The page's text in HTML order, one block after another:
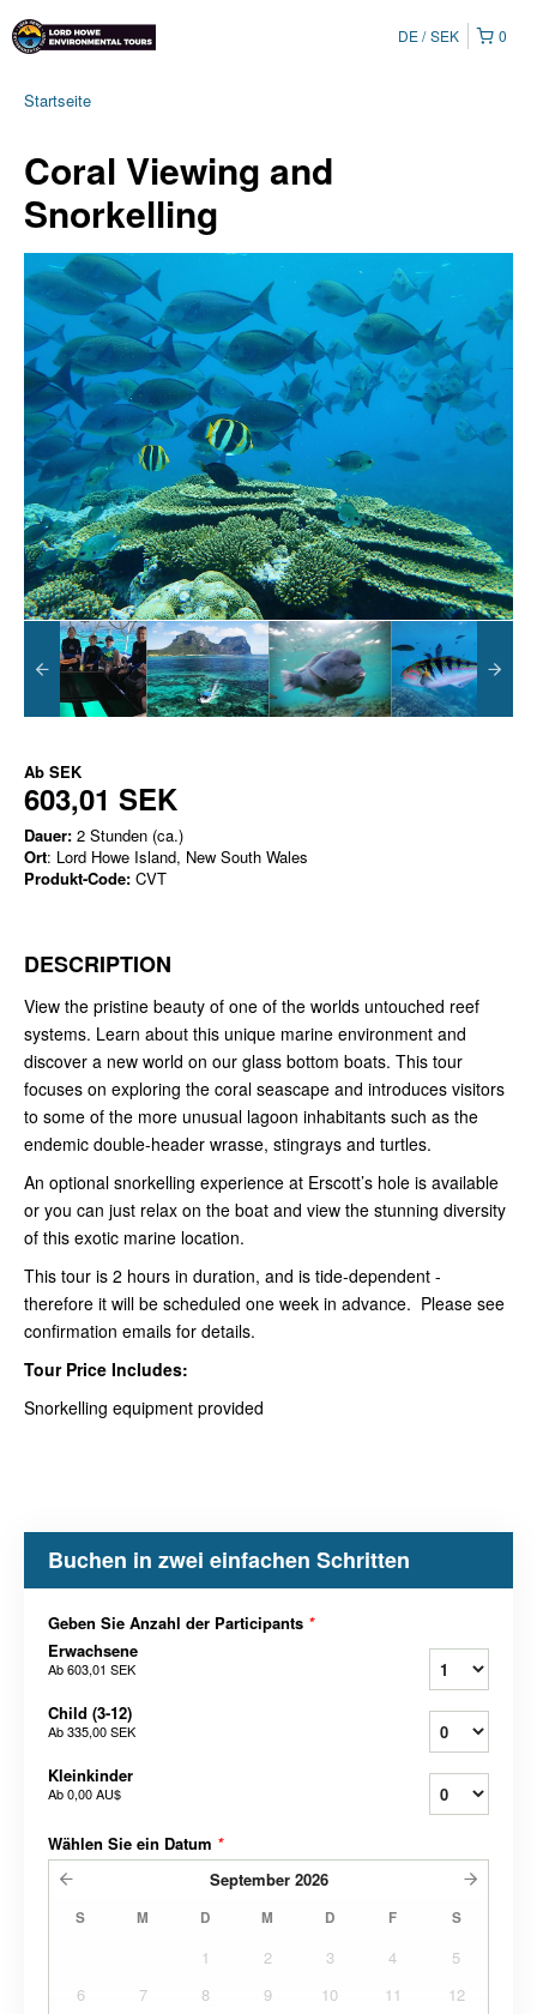
0
DE SEK
Startseite
Coral Viewing and
Snorkelling
Ab SEK
603,01 SEK
Dauer: 2 Stunden (ca.)
Ort: Lord Howe Island, New South Wales
Produkt-Code: CVT
DESCRIPTION
View the pristine beauty of one of the worlds untouched reef
systems. Learn about this unique marine environment and
discover a new world on our glass bottom boats. This tour
focuses on exploring the coral seascape and introduces visitors
to some of the more unusual lagoon inhabitants such as the
endemic double-header wrasse, stingrays and turtles.
An optional snorkelling experience at Erscott’s hole is available
or you can just relax on the boat and view the stunning diversity
of this exotic marine location.
This tour is 2 hours in duration, and is tide-dependent -
therefore it will be scheduled one week in advance. Please see
confirmation emails for details.
Tour Price Includes:
Snorkelling equipment provided
Buchen in zwei einfachen Schritten
Geben Sie Anzahl der Participants *
Erwachsene
Ab603,01 SEK
Child (3-12)
Ab335,00 SEK
Kleinkinder
Ab0,00 AU$
Wählen Sie ein Datum *
September 2026
S M D M D F S
1 2 3 4
5
6
7 8 9 10 11
12